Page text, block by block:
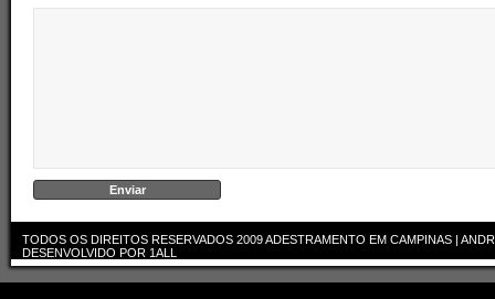
TODOS OS DIREITOS RESERVADOS 2009ADESTRAMENTO EM CAMPINAS |
DESENVOLVIDO POR 1ALL